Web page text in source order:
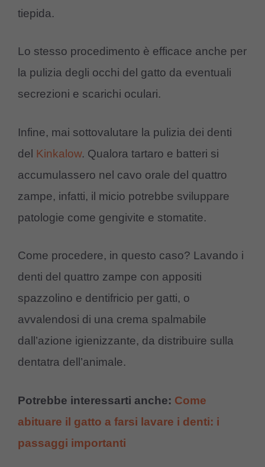
tiepida.
Lo stesso procedimento è efficace anche per
la pulizia degli occhi del gatto da eventuali
secrezioni e scarichi oculari.
Infine, mai sottovalutare la pulizia dei denti
del Kinkalow. Qualora tartaro e batteri si
accumulassero nel cavo orale del quattro
zampe, infatti, il micio potrebbe sviluppare
patologie come gengivite e stomatite.
Come procedere, in questo caso? Lavando i
denti del quattro zampe con appositi
spazzolino e dentifricio per gatti, o
avvalendosi di una crema spalmabile
dall’azione igienizzante, da distribuire sulla
dentatra dell’animale.
Potrebbe interessarti anche: Come
abituare il gatto a farsi lavare i denti: i
passaggi importanti